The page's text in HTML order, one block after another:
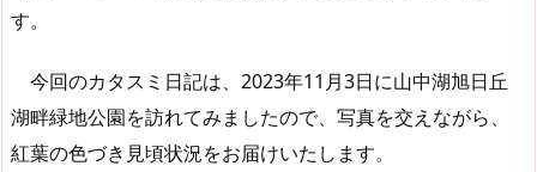
す。
今回のカタスミ日記は、2023年11月3日に山中湖旭日丘
湖畔緑地公園を訪れてみましたので、写真を交えながら、
紅葉の色づき見頃状況をお届けいたします。